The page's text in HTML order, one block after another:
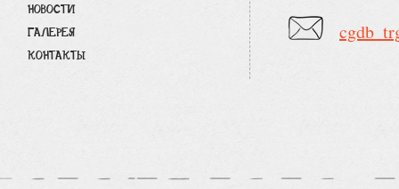
НОВОСТИ
ГАЛЕРЕЯ
КОНТАКТЫ